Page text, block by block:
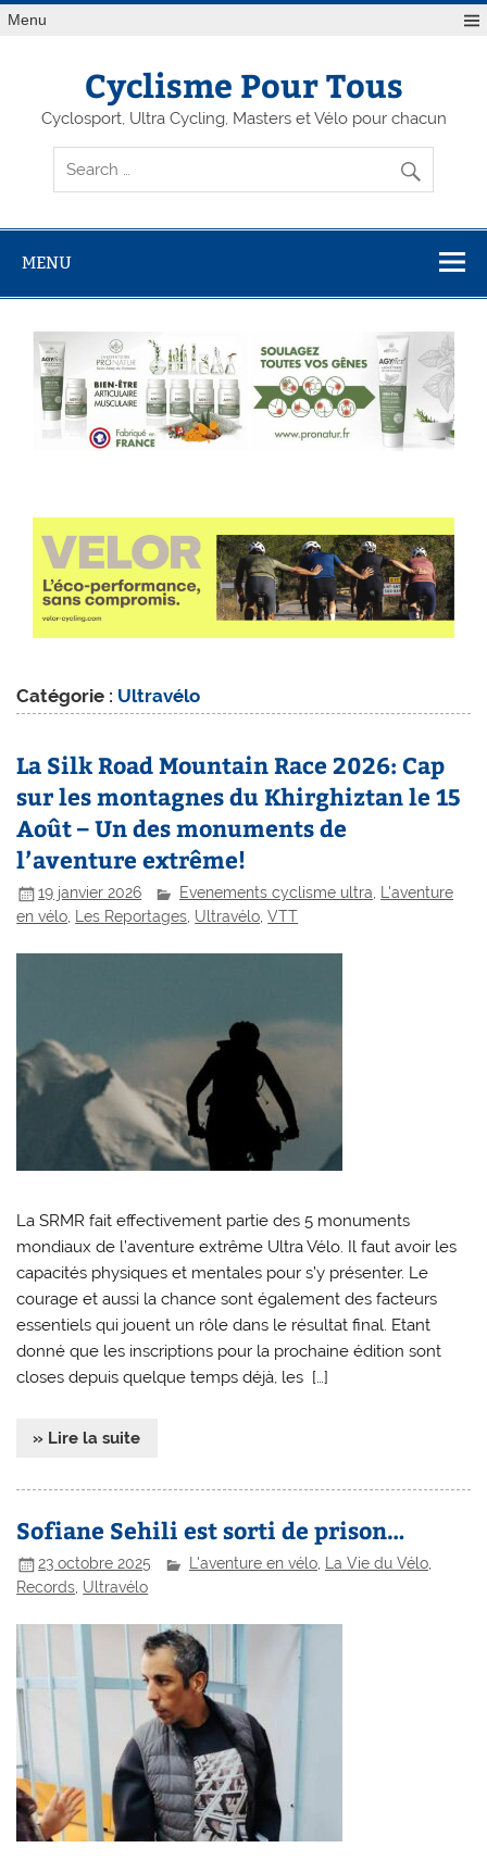
Menu
Cyclisme Pour Tous
Cyclosport, Ultra Cycling, Masters et Vélo pour chacun
MENU
Catégorie : Ultravélo
La Silk Road Mountain Race 2026: Cap
sur les montagnes du Khirghiztan le 15
Août – Un des monuments de
l’aventure extrême!
19 janvier 2026 Evenements cyclisme ultra, L'aventure
en vélo
Les Reportages Ultravélo ,VTT
La SRMR fait effectivement partie des 5 monuments
mondiaux de l’aventure extrême Ultra Vélo. Il faut avoir les
capacités physiques et mentales pour s’y présenter. Le
courage et aussi la chance sont également des facteurs
essentiels qui jouent un rôle dans le résultat final. Etant
donné que les inscriptions pour la prochaine édition sont
closes depuis quelque temps déjà, les […]
» Lire la suite
Sofiane Sehili est sorti de prison…
23 octobre 2025 L'aventure en vélo La Vie du Vélo
Records Ultravélo